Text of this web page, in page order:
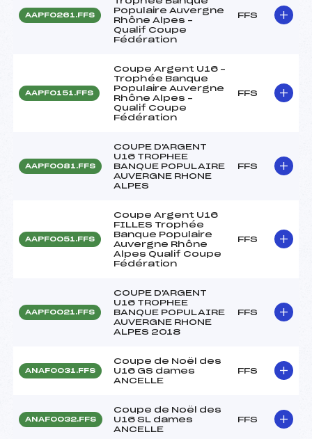
AAPF0261.FFS
Populaire Auvergne
Rhône Alpes –
Qualif Coupe
Fédération
FFS
AAPF0151.FFS
Coupe Argent U16 –
Trophée Banque
Populaire Auvergne
Rhône Alpes –
Qualif Coupe
Fédération
FFS
AAPF0081.FFS
COUPE D'ARGENT
U16 TROPHEE
BANQUE POPULAIRE
AUVERGNE RHONE
ALPES
FFS
AAPF0051.FFS
Coupe Argent U16
FILLES Trophée
Banque Populaire
Auvergne Rhône
Alpes Qualif Coupe
Fédération
FFS
AAPF0021.FFS
COUPE D'ARGENT
U16 TROPHEE
BANQUE POPULAIRE
AUVERGNE RHONE
ALPES 2018
FFS
ANAF0031.FFS
Coupe de Noël des
U16 GS dames
ANCELLE
FFS
ANAF0032.FFS
Coupe de Noël des
U16 SL dames
ANCELLE
FFS